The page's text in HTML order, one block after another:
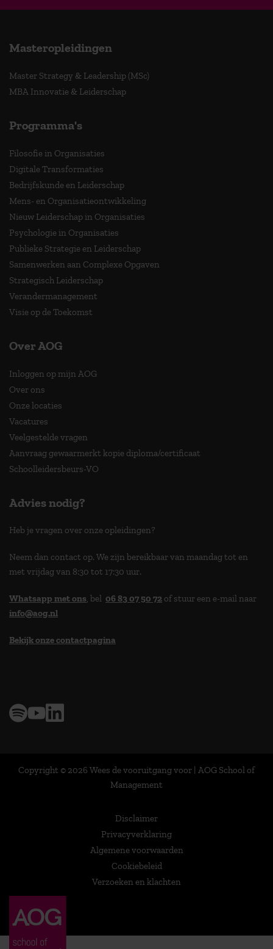
Masteropleidingen
Master Strategy & Leadership (MSc)
MBA Innovatie & Leiderschap
Programma's
Filosofie in Organisaties
Digitale Transformaties
Bedrijfskunde en Leiderschap
Mens- en Organisatieontwikkeling
Nieuw Leiderschap in Organisaties
Psychologie in Organisaties
Publieke Strategie en Leiderschap
Samenwerken aan Complexe Opgaven
Strategisch Leiderschap
Verandermanagement
Visie op de Toekomst
Over AOG
Inloggen op mijn AOG
Over ons
Onze locaties
Vacatures
Veelgestelde vragen
Aanvraag gewaarmerkt kopie diploma/certificaat
Schoolleidersbeurs-VO
Advies nodig?
Heb je vragen over onze opleidingen?
Neem dan contact op. We zijn bereikbaar van maandag tot en
met vrijdag van 8:30 tot 17:30 uur.
Whatsapp met ons, bel 06 83 07 50 72 of stuur een e-mail naar
info@aog.nl
Bekijk onze contactpagina
Copyright © 2026 Wees de vooruitgang voor | AOG School of
Management
Disclaimer
Privacyverklaring
Algemene voorwaarden
Cookiebeleid
Verzoeken en klachten